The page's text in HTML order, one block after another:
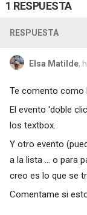
1 RESPUESTA
RESPUESTA
Elsa Matilde,
Te comento como
El evento 'doble
los textbox.
Y otro evento
a la lista ... o para
creo es lo que se
Comentame si